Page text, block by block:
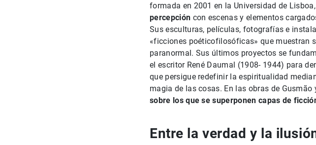
formada en 2001 en la Universidad de Lisboa,
percepción con escenas y elementos
Sus esculturas, películas, fotografías e
«ficciones poéticofilosóficas» que muestran
paranormal. Sus últimos proyectos se
el escritor René Daumal (1908- 1944) para
que persigue redefinir la espiritualidad
magia de las cosas. En las obras de
sobre los que se superponen capas de
Entre la verdad y la